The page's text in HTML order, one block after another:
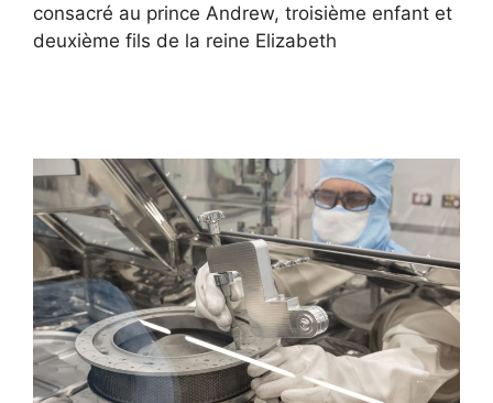
consacré au prince Andrew, troisième enfant et
deuxième fils de la reine Elizabeth